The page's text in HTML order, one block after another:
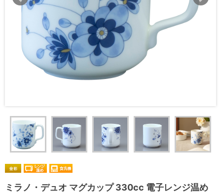
ミラノ・デュオ マグカップ 330cc 電子レンジ温め